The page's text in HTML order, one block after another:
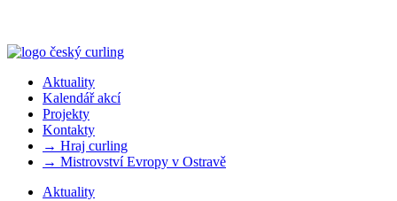
Aktuality
Kalendář akcí
Projekty
Kontakty
→ Hraj curling
→ Mistrovství Evropy v Ostravě
Aktuality